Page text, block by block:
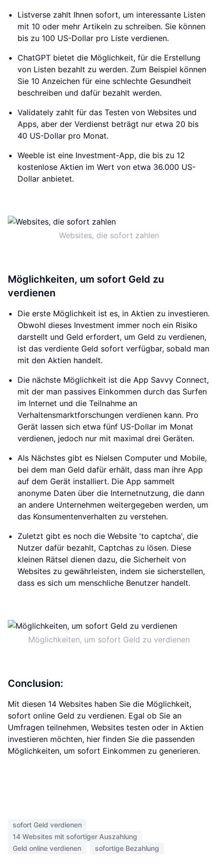
Listverse zahlt Ihnen sofort, um interessante Listen
mit 10 oder mehr Artikeln zu schreiben. Sie können
bis zu 100 US-Dollar pro Liste verdienen.
ChatGPT bietet die Möglichkeit, für die Erstellung
von Listen bezahlt zu werden. Zum Beispiel können
Sie 10 Anzeichen für eine schlechte Gesundheit
beschreiben und dafür bezahlt werden.
Validately zahlt für das Testen von Websites und
Apps, aber der Verdienst beträgt nur etwa 20 bis
40 US-Dollar pro Monat.
Weeble ist eine Investment-App, die bis zu 12
kostenlose Aktien im Wert von etwa 36.000 US-
Dollar anbietet.
Websites, die sofort zahlen
Möglichkeiten, um sofort Geld zu
verdienen
Die erste Möglichkeit ist es, in Aktien zu investieren.
Obwohl dieses Investment immer noch ein Risiko
darstellt und Geld erfordert, um Geld zu verdienen,
ist das verdiente Geld sofort verfügbar, sobald man
mit den Aktien handelt.
Die nächste Möglichkeit ist die App Savvy Connect,
mit der man passives Einkommen durch das Surfen
im Internet und die Teilnahme an
Verhaltensmarktforschungen verdienen kann. Pro
Gerät lassen sich etwa fünf US-Dollar im Monat
verdienen, jedoch nur mit maximal drei Geräten.
Als Nächstes gibt es Nielsen Computer und Mobile,
bei dem man Geld dafür erhält, dass man ihre App
auf dem Gerät installiert. Die App sammelt
anonyme Daten über die Internetnutzung, die dann
an andere Unternehmen weitergegeben werden, um
das Konsumentenverhalten zu verstehen.
Zuletzt gibt es noch die Website 'to captcha', die
Nutzer dafür bezahlt, Captchas zu lösen. Diese
kleinen Rätsel dienen dazu, die Sicherheit von
Websites zu gewährleisten, indem sie sicherstellen,
dass es sich um menschliche Benutzer handelt.
Möglichkeiten, um sofort Geld zu verdienen
Conclusion:
Mit diesen 14 Websites haben Sie die Möglichkeit,
sofort online Geld zu verdienen. Egal ob Sie an
Umfragen teilnehmen, Websites testen oder in Aktien
investieren möchten, hier finden Sie die passenden
Möglichkeiten, um sofort Einkommen zu generieren.
sofort Geld verdienen
14 Websites mit sofortiger Auszahlung
Geld online verdienen
sofortige Bezahlung